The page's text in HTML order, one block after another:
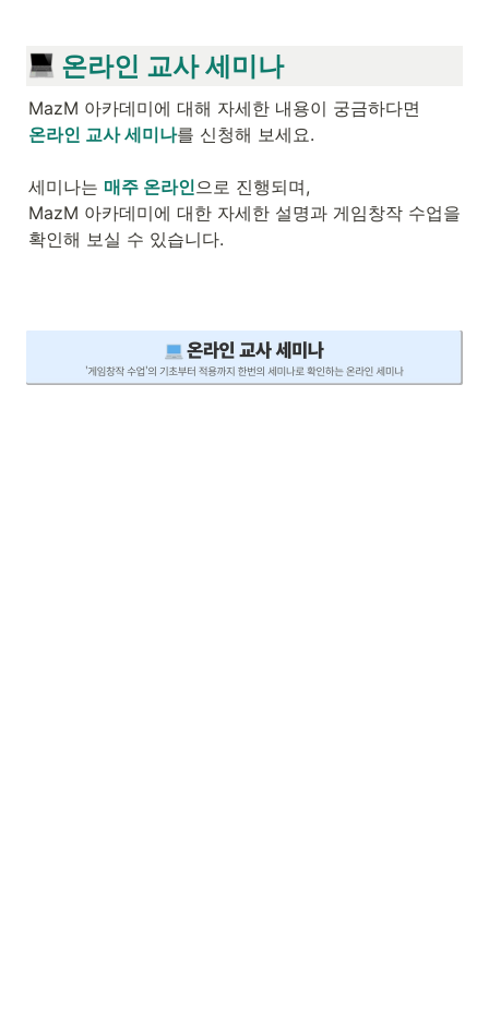
온라인 교사 세미나
온라인 교사 세미나를 신청해 보세요.
세미나는 매주 온라인으로 진행되며,
MazM 아카데미에 대한 자세한 설명과 게임창작 수업을
확인해 보실 수 있습니다.